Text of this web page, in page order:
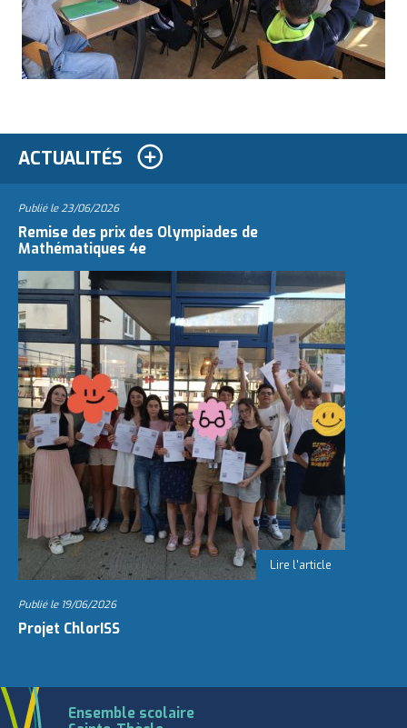
ACTUALITÉS
Publié le23/06/2026
Remise des prix des Olympiades de
Mathématiques 4e
Publié le 19/06/2026
Projet ChlorISS
Ensemble scolaire